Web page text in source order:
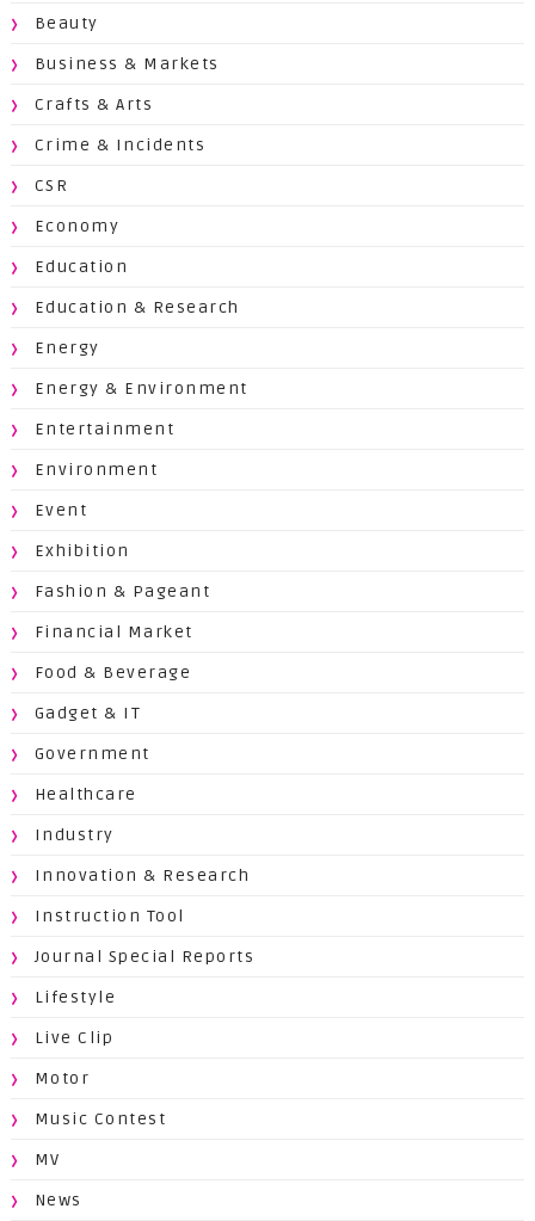
Beauty
Business & Markets
Crafts & Arts
Crime & Incidents
CSR
Economy
Education
Education & Research
Energy
Energy & Environment
Entertainment
Environment
Event
Exhibition
Fashion & Pageant
Financial Market
Food & Beverage
Gadget & IT
Government
Healthcare
Industry
Innovation & Research
Instruction Tool
Journal Special Reports
Lifestyle
Live Clip
Motor
Music Contest
MV
News